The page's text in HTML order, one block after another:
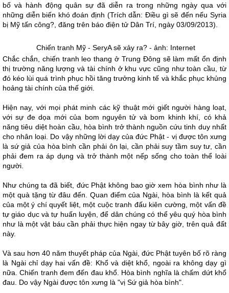
bố và hành động quân sự đã diễn ra trong những ngày qua với
những diễn biến khó đoán định (Trích dẫn: Điều gì sẽ đến nếu Syria
bị Mỹ tấn công?, đăng trên báo điện tử Dân Trí, ngày 03/09/2013).
Chiến tranh Mỹ - SeryA sẽ xảy ra? - ảnh: Internet
Chắc chắn, chiến tranh leo thang ở Trung Đông sẽ làm mất ổn định
thị trường năng lượng và tài chính ở khu vực cũng như toàn cầu, từ
đó kéo lùi quá trình phục hồi tăng trưởng kinh tế và khắc phục khủng
hoảng tài chính của thế giới.
Hiện nay, với mọi phát minh các kỹ thuật mới giết người hàng loạt,
với sự đe dọa mới của bom nguyên tử và bom khinh khí, có khả
năng tiêu diệt hoàn cầu, hòa bình trở thành nguồn cứu tinh duy nhất
cho nhân loại. Do vậy những lời dạy của đức Phật - vị được tôn xưng
là sứ giả của hòa bình cần phải ôn lại, cần phải suy tầm suy tư, cần
phải đem ra áp dụng và trở thành một nếp sống cho toàn thể loài
người.
Như chúng ta đã biết, đức Phật không bao giờ xem hòa bình như là
một quà tặng từ đâu đến. Quan điểm của Ngài, hòa bình là kết quả
của một ý chí quyết liệt, một cuộc tranh đấu kiên cường, một vấn đề
tự giáo dục và tự huấn luyện, để dân chúng có thể yêu quý hòa bình
như là một vật báu cần phải thực hiện ngay từ bây giờ, trên quả đất
này.
Và sau hơn 40 năm thuyết pháp của Ngài, đức Phật tuyên bố rõ ràng
là Ngài chỉ dạy hai vấn đề: Khổ và diệt khổ, ngoài ra không dạy gì
nữa. Chiến tranh đem đến đau khổ. Hòa bình nghĩa là chấm dứt khổ
đau. Do vậy Ngài được tôn xưng là "vị Sứ giả hòa bình".